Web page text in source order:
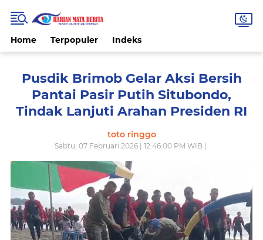
Home Terpopuler Indeks
Pusdik Brimob Gelar Aksi Bersih
Pantai Pasir Putih Situbondo,
Tindak Lanjuti Arahan Presiden RI
toto ringgo
Sabtu, 07 Februari 2026 | 12:46:00 PM WIB |